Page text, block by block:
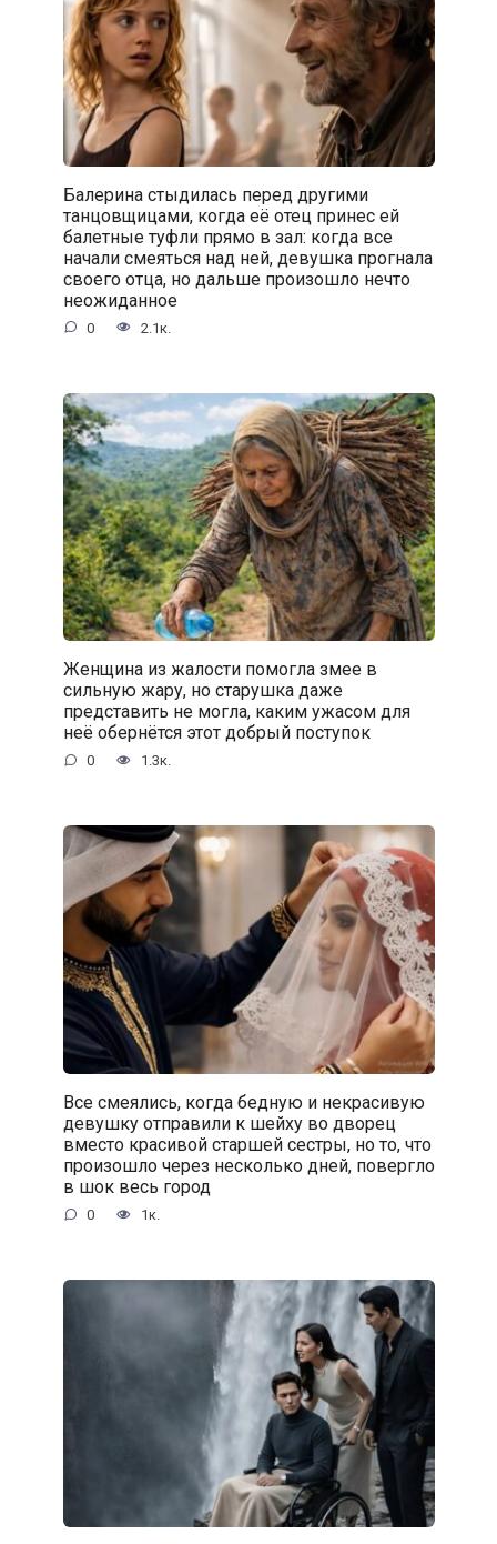
Балерина стыдилась перед другими
танцовщицами, когда её отец принес ей
балетные туфли прямо в зал: когда все
начали смеяться над ней, девушка прогнала
своего отца, но дальше произошло нечто
неожиданное
0 2.1к.
Женщина из жалости помогла змее в
сильную жару, но старушка даже
представить не могла, каким ужасом для
неё обернётся этот добрый поступок
0 1.3к.
Все смеялись, когда бедную и некрасивую
девушку отправили к шейху во дворец
вместо красивой старшей сестры, но то, что
произошло через несколько дней, повергло
в шок весь город
0 1к.